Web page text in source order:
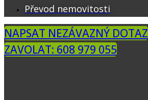
Převod nemovitosti
NAPSAT NEZÁVAZNÝ DOTAZ
ZAVOLAT: 608 979 055